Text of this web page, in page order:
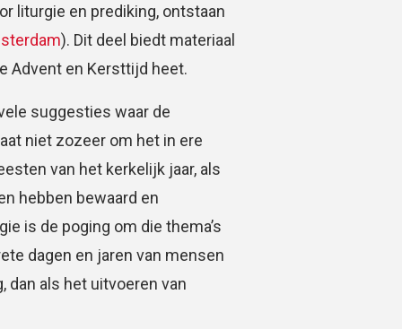
liturgie en prediking, ontstaan
). Dit deel biedt materiaal
Advent en Kersttijd heet.
suggesties waar de
niet zozeer om het in ere
van het kerkelijk jaar, als
hebben bewaard en
is de poging om die thema’s
dagen en jaren van mensen
dan als het uitvoeren van